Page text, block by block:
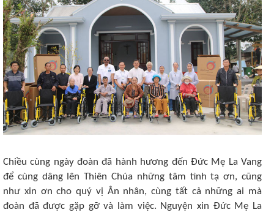
Chiều cùng ngày đoàn đã hành hương đến Đức Mẹ La Vang
để cùng dâng lên Thiên Chúa những tâm tình tạ ơn, cũng
như xin ơn cho quý vị Ân nhân, cùng tất cả những ai mà
đoàn đã được gặp gỡ và làm việc. Nguyện xin Đức Mẹ La